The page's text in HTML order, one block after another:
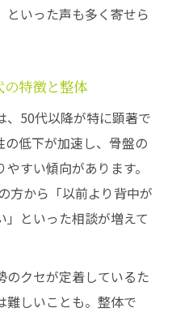
といった声も多く寄せら
特徴と整体
、50代以降が特に顕著で
低下が加速し、骨盤の
すい傾向があります。
方から「以前より背中が
といった相談が増えて
のクセが定着しているた
難しいことも。整体で